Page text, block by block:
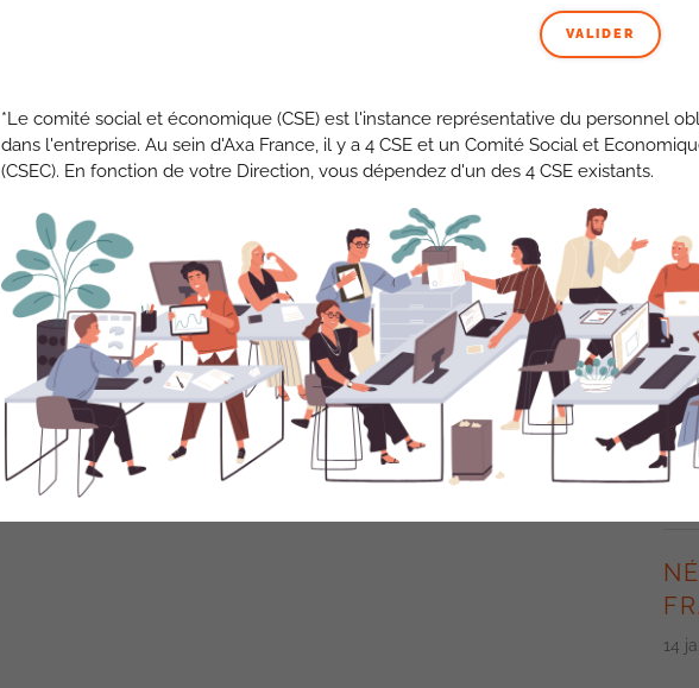
7
14
14
VALIDER
*Le comité social et économique (CSE) est l'instance représentative du personnel
dans l'entreprise. Au sein d'Axa France, il y a 4 CSE et un Comité Social et
(CSEC). En fonction de votre Direction, vous dépendez d'un des 4 CSE existants.